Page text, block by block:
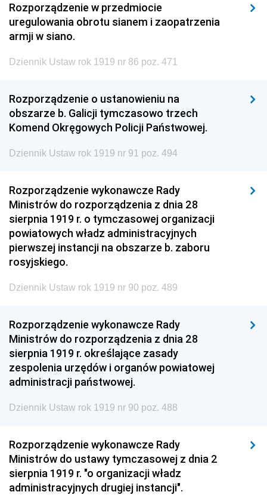
Rozporządzenie w przedmiocie
uregulowania obrotu sianem i zaopatrzenia
armji w siano.
Dziennik Ustaw rok 1919 nr 86 poz. 471
Rozporządzenie o ustanowieniu na
obszarze b. Galicji tymczasowo trzech
Komend Okręgowych Policji Państwowej.
Dziennik Ustaw rok 1919 nr 91 poz. 494
Rozporządzenie wykonawcze Rady
Ministrów do rozporządzenia z dnia 28
sierpnia 1919 r. o tymczasowej organizacji
powiatowych władz administracyjnych
pierwszej instancji na obszarze b. zaboru
rosyjskiego.
Dziennik Ustaw rok 1919 nr 90 poz. 489
Rozporządzenie wykonawcze Rady
Ministrów do rozporządzenia z dnia 28
sierpnia 1919 r. określające zasady
zespolenia urzędów i organów powiatowej
administracji państwowej.
Dziennik Ustaw rok 1919 nr 90 poz. 488
Rozporządzenie wykonawcze Rady
Ministrów do ustawy tymczasowej z dnia 2
sierpnia 1919 r. "o organizacji władz
administracyjnych drugiej instancji".